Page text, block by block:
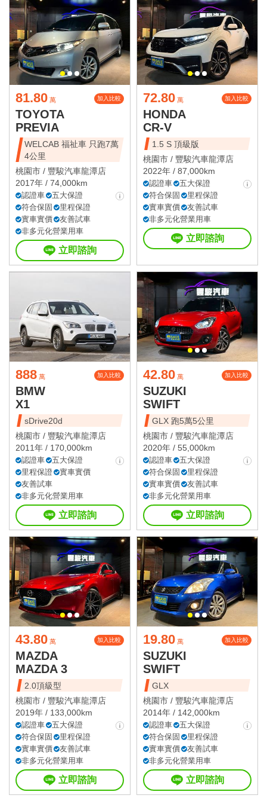
81.80 萬 加入比較
TOYOTA
PREVIA
WELCAB 福祉車 只跑7萬
4公里
桃園市 / 豐駿汽車龍潭店
2017年 / 74,000km
認證車
五大保證
符合保固
里程保證
實車實價
友善試車
非多元化營業用車
立即諮詢
72.80 萬 加入比較
HONDA
CR-V
1.5 S 頂級版
桃園市 / 豐駿汽車龍潭店
2022年 / 87,000km
認證車
五大保證
符合保固
里程保證
實車實價
友善試車
非多元化營業用車
立即諮詢
888 萬 加入比較
BMW
X1
sDrive20d
桃園市 / 豐駿汽車龍潭店
2011年 / 170,000km
認證車
五大保證
里程保證
實車實價
友善試車
非多元化營業用車
立即諮詢
42.80 萬 加入比較
SUZUKI
SWIFT
GLX 跑5萬5公里
桃園市 / 豐駿汽車龍潭店
2020年 / 55,000km
認證車
五大保證
符合保固
里程保證
實車實價
友善試車
非多元化營業用車
立即諮詢
43.80 萬 加入比較
MAZDA
MAZDA 3
2.0頂級型
桃園市 / 豐駿汽車龍潭店
2019年 / 133,000km
認證車
五大保證
符合保固
里程保證
實車實價
友善試車
非多元化營業用車
立即諮詢
19.80 萬 加入比較
SUZUKI
SWIFT
GLX
桃園市 / 豐駿汽車龍潭店
2014年 / 142,000km
認證車
五大保證
符合保固
里程保證
實車實價
友善試車
非多元化營業用車
立即諮詢